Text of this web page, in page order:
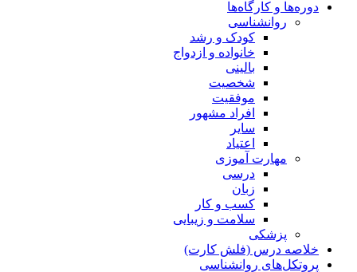
دوره‌ها و کارگاه‌ها
روانشناسی
کودک و رشد
خانواده و ازدواج
بالینی
شخصیت
موفقیت
افراد مشهور
سایر
اعتیاد
مهارت آموزی
درسی
زبان
کسب و کار
سلامت و زیبایی
پزشکی
خلاصه درس (فلش کارت)
پروتکل‌های روانشناسی